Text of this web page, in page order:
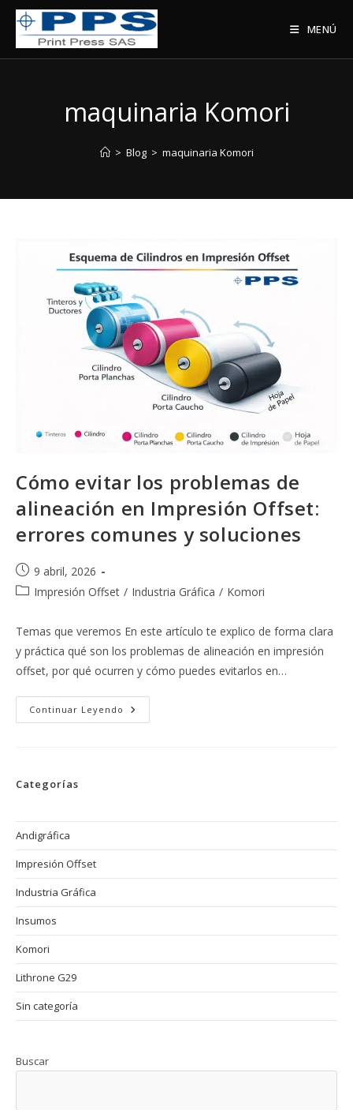
Saltar
contenido
MENÚ
maquinaria Komori
> Blog > maquinaria Komori
Cómo evitar los problemas de
alineación en Impresión Offset:
errores comunes y soluciones
Publicación
de
9 abril, 2026
Categoría
la
entrada:
Impresión Offset / Industria Gráfica / Komori
Temas que veremos En este artículo te explico de forma clara
y práctica qué son los problemas de alineación en impresión
offset, por qué ocurren y cómo puedes evitarlos en…
Continuar Leyendo Cómo
Evitar
Categorías
Andigráfica
Impresión Offset
Industria Gráfica
Insumos
Komori
Lithrone G29
Sin categoría
Buscar